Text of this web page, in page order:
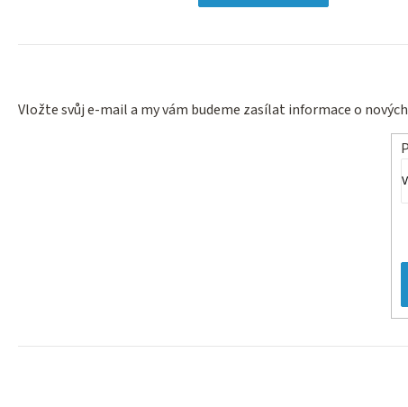
Vložte svůj e-mail a my vám budeme zasílat informace o